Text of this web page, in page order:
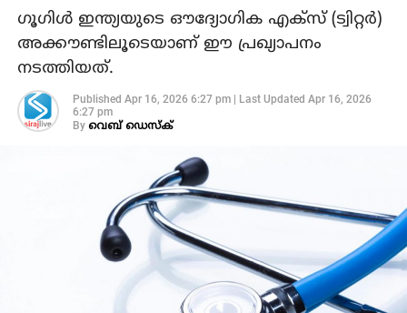
ഗൂഗിൾ ഇന്ത്യയുടെ ഔദ്യോഗിക എക്സ് (ട്വിറ്റർ)
അക്കൗണ്ടിലൂടെയാണ് ഈ പ്രഖ്യാപനം
നടത്തിയത്.
Published Apr 16, 2026 6:27 pm| Last Updated Apr 16, 2026
6:27 pm
By വെബ് ഡെസ്‌ക്